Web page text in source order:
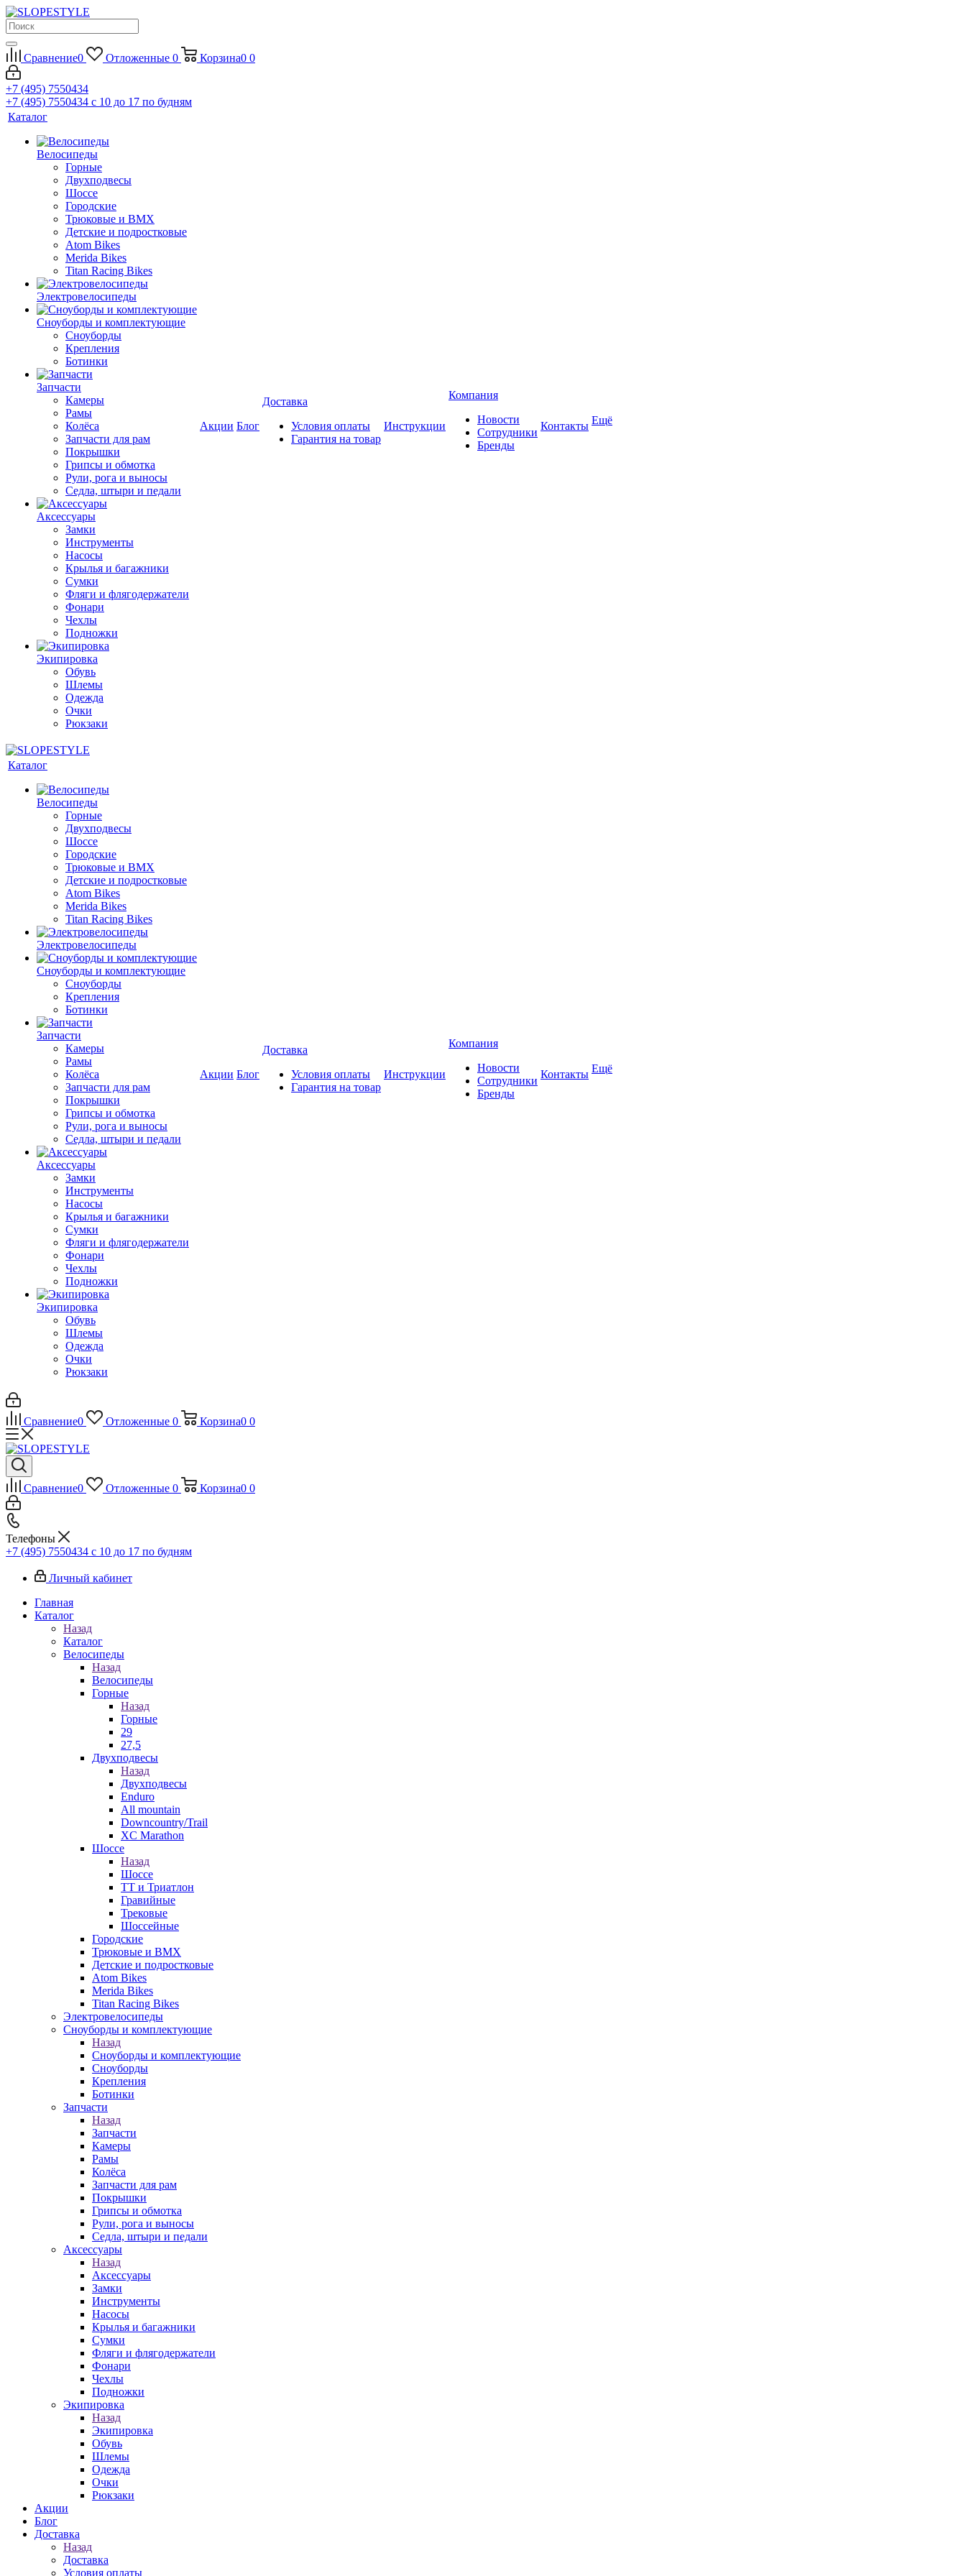
Сравнение0 Отложенные 0 Корзина0 0
+7 (495) 7550434
+7 (495) 7550434 с 10 до 17 по будням
Каталог
Велосипеды
Горные
Двухподвесы
Шоссе
Городские
Трюковые и BMX
Детские и подростковые
Atom Bikes
Merida Bikes
Titan Racing Bikes
Электровелосипеды
Cноуборды и комплектующие
Сноуборды
Крепления
Ботинки
Запчасти
Камеры
Рамы
Колёса
Запчасти для рам
Покрышки
Грипсы и обмотка
Рули, рога и выносы
Седла, штыри и педали
Аксессуары
Замки
Инструменты
Насосы
Крылья и багажники
Сумки
Фляги и флягодержатели
Фонари
Чехлы
Подножки
Экипировка
Обувь
Шлемы
Одежда
Очки
Рюкзаки
Акции Блог
Доставка
Условия оплаты
Гарантия на товар
Инструкции
Компания
Новости
Сотрудники
Бренды
Контакты Ещё
Каталог
Велосипеды
Горные
Двухподвесы
Шоссе
Городские
Трюковые и BMX
Детские и подростковые
Atom Bikes
Merida Bikes
Titan Racing Bikes
Электровелосипеды
Cноуборды и комплектующие
Сноуборды
Крепления
Ботинки
Запчасти
Камеры
Рамы
Колёса
Запчасти для рам
Покрышки
Грипсы и обмотка
Рули, рога и выносы
Седла, штыри и педали
Аксессуары
Замки
Инструменты
Насосы
Крылья и багажники
Сумки
Фляги и флягодержатели
Фонари
Чехлы
Подножки
Экипировка
Обувь
Шлемы
Одежда
Очки
Рюкзаки
Акции Блог
Доставка
Условия оплаты
Гарантия на товар
Инструкции
Компания
Новости
Сотрудники
Бренды
Контакты Ещё
Сравнение0 Отложенные 0 Корзина0 0
Сравнение0 Отложенные 0 Корзина0 0
Телефоны
+7 (495) 7550434 с 10 до 17 по будням
Личный кабинет
Главная
Каталог
Назад
Каталог
Велосипеды
Назад
Велосипеды
Горные
Назад
Горные
29
27,5
Двухподвесы
Назад
Двухподвесы
Enduro
All mountain
Downcountry/Trail
XC Marathon
Шоссе
Назад
Шоссе
ТТ и Триатлон
Гравийные
Трековые
Шоссейные
Городские
Трюковые и BMX
Детские и подростковые
Atom Bikes
Merida Bikes
Titan Racing Bikes
Электровелосипеды
Cноуборды и комплектующие
Назад
Cноуборды и комплектующие
Сноуборды
Крепления
Ботинки
Запчасти
Назад
Запчасти
Камеры
Рамы
Колёса
Запчасти для рам
Покрышки
Грипсы и обмотка
Рули, рога и выносы
Седла, штыри и педали
Аксессуары
Назад
Аксессуары
Замки
Инструменты
Насосы
Крылья и багажники
Сумки
Фляги и флягодержатели
Фонари
Чехлы
Подножки
Экипировка
Назад
Экипировка
Обувь
Шлемы
Одежда
Очки
Рюкзаки
Акции
Блог
Доставка
Назад
Доставка
Условия оплаты